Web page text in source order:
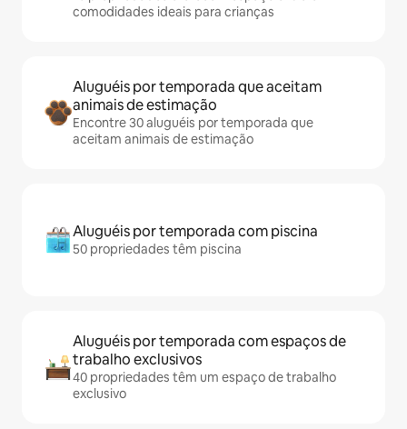
comodidades ideais para crianças
Aluguéis por temporada que aceitam
animais de estimação
Encontre 30 aluguéis por temporada que
aceitam animais de estimação
Aluguéis por temporada com piscina
50 propriedades têm piscina
Aluguéis por temporada com espaços de
trabalho exclusivos
40 propriedades têm um espaço de trabalho
exclusivo